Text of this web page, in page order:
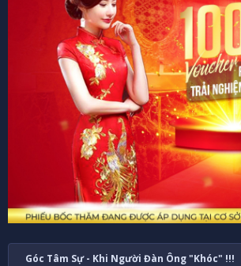
Góc Tâm Sự - Khi Người Đàn Ông "Khóc" !!!